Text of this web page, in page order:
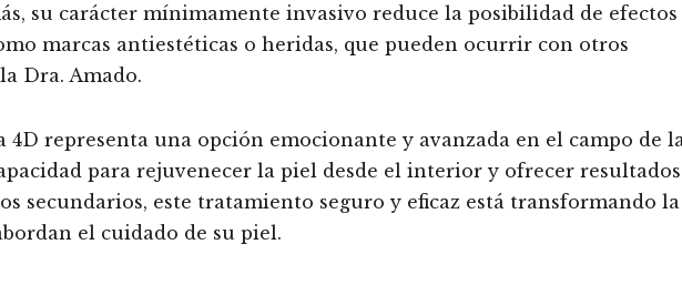
su carácter mínimamente invasivo reduce la posibilidad de efectos
marcas antiestéticas o heridas, que pueden ocurrir con otros
Dra. Amado.
4D representa una opción emocionante y avanzada en el campo de
para rejuvenecer la piel desde el interior y ofrecer resultados
secundarios, este tratamiento seguro y eficaz está transformando la
el cuidado de su piel.